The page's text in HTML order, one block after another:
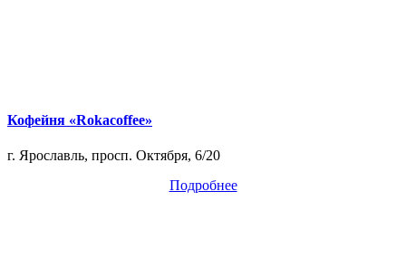
Кофейня «Rokacoffee»
г. Ярославль, просп. Октября, 6/20
Подробнее